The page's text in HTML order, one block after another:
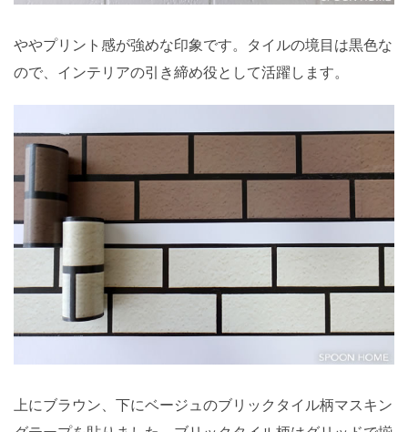
ややプリント感が強めな印象です。タイルの境目は黒色な
ので、インテリアの引き締め役として活躍します。
上にブラウン、下にベージュのブリックタイル柄マスキン